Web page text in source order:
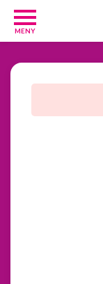
MENY
Baby
Hälsa